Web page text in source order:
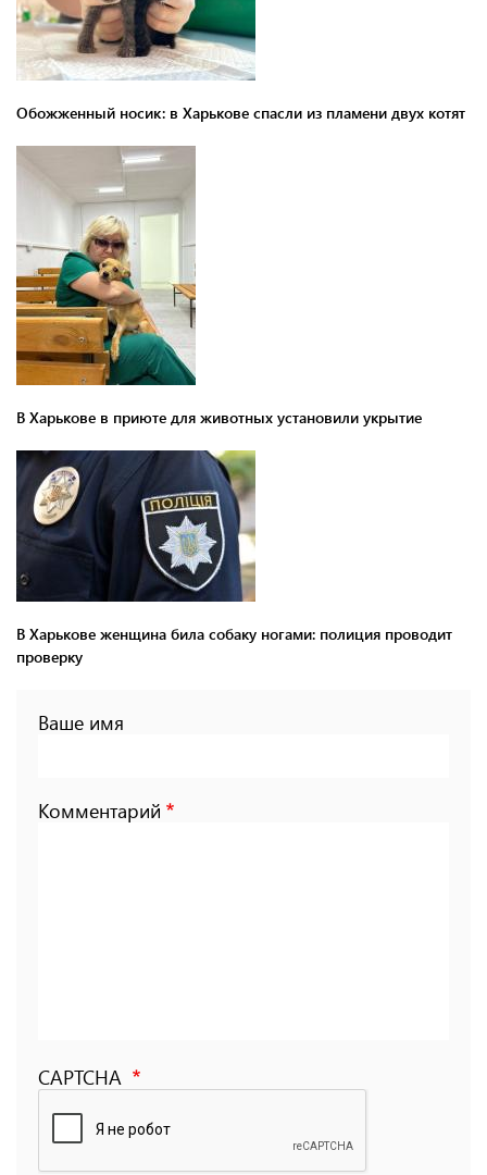
Обожженный носик: в Харькове спасли из пламени двух котят
В Харькове в приюте для животных установили укрытие
В Харькове женщина била собаку ногами: полиция проводит
проверку
Ваше имя
Комментарий
CAPTCHA